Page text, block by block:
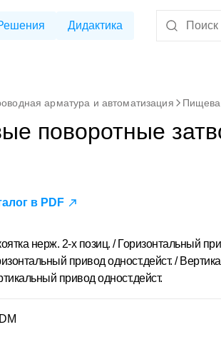
Дидактика
арматура и автоматизация
поворотные
в PDF
нерж. 2-х позиц. / Горизонтальный
привод одност.дейст. /
привод одност.дейст.